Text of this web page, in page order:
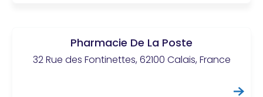
Pharmacie De La Poste
32 Rue des Fontinettes, 62100 Calais, France